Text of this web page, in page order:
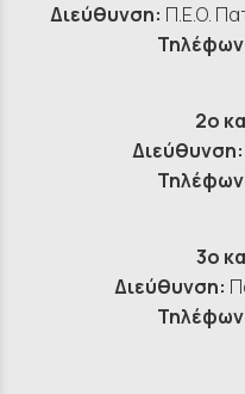
Διεύθυνση: Π.Ε.Ο.
2ο
Διεύθυνση:
3ο
Διεύθυνση: